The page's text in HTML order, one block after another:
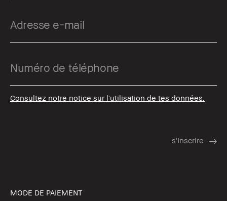
Consultez notre notice sur l'utilisation de tes données.
MODE DE PAIEMENT